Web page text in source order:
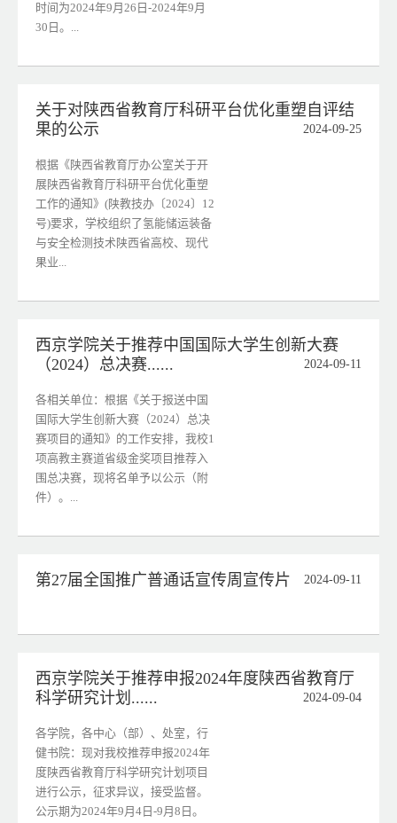
时间为2024年9月26日-2024年9月
30日。...
关于对陕西省教育厅科研平台优化重塑自评结
果的公示
2024-09-25
根据《陕西省教育厅办公室关于开
展陕西省教育厅科研平台优化重塑
工作的通知》(陕教技办〔2024〕12
号)要求，学校组织了氢能储运装备
与安全检测技术陕西省高校、现代
果业...
西京学院关于推荐中国国际大学生创新大赛
（2024）总决赛......
2024-09-11
各相关单位：根据《关于报送中国
国际大学生创新大赛（2024）总决
赛项目的通知》的工作安排，我校1
项高教主赛道省级金奖项目推荐入
围总决赛，现将名单予以公示（附
件）。...
第27届全国推广普通话宣传周宣传片 2024-09-11
西京学院关于推荐申报2024年度陕西省教育厅
科学研究计划......
2024-09-04
各学院，各中心（部）、处室，行
健书院：现对我校推荐申报2024年
度陕西省教育厅科学研究计划项目
进行公示，征求异议，接受监督。
公示期为2024年9月4日-9月8日。